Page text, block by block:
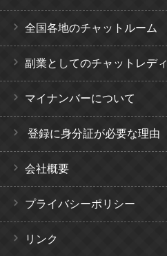
全国各地のチャットルーム
副業としてのチャットレディ
マイナンバーについて
登録に身分証が必要な理由
会社概要
プライバシーポリシー
リンク